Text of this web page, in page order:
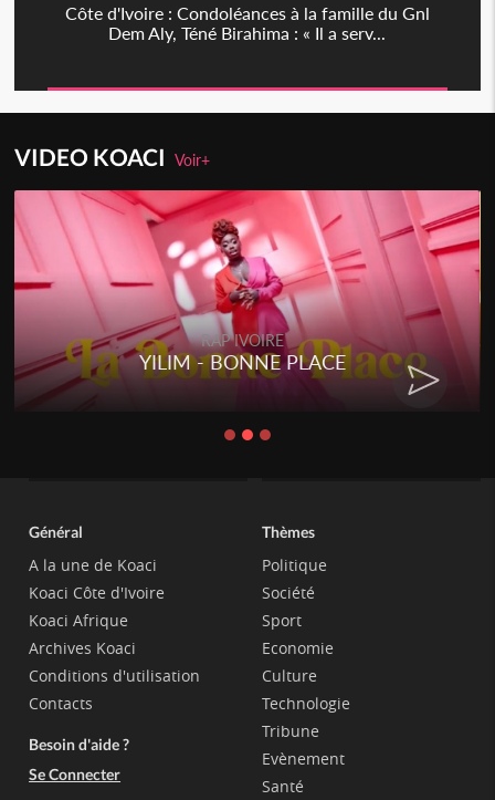
Côte d'Ivoire : Condoléances à la famille du Gnl
Dem Aly, Téné Birahima : « Il a serv...
VIDEO KOACIVoir+
RAP IVOIRE
YILIM - BONNE PLACE
Général
A la une de Koaci
Koaci Côte d'Ivoire
Koaci Afrique
Archives Koaci
Conditions d'utilisation
Contacts
Besoin d'aide ?
Se Connecter
Thèmes
Politique
Société
Sport
Economie
Culture
Technologie
Tribune
Evènement
Santé